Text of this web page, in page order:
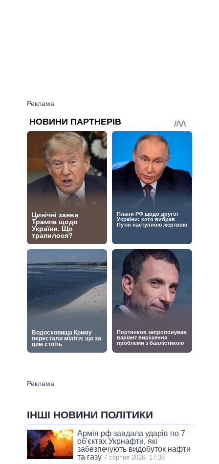
ІНШІ НОВИНИ ПОЛІТИКИ
Армія рф завдала ударів по 7
об'єктах Укрнафти, які
забезпечують видобуток нафти
та газу 7 серпня 2026, 17:38